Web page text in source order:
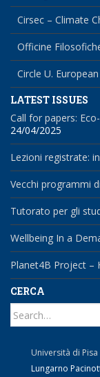
Cirsec – Climate
Officine
Circle U.
LATEST ISSUES
Call for papers:
24/04/2025
Lezioni registrate:
Vecchi programmi
Tutorato per gli
Wellbeing In a
Planet4B Project –
CERCA
Search
for:
Università di Pisa
Lungarno